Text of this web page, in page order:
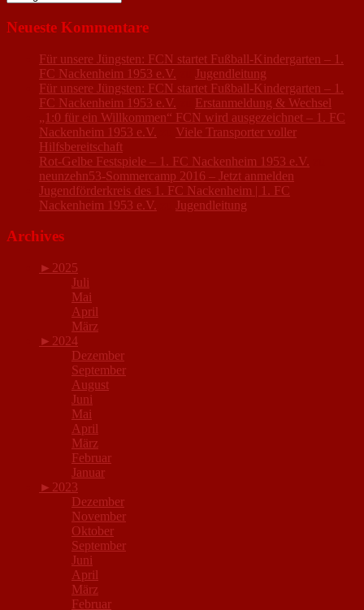
Neueste Kommentare
Für unsere Jüngsten: FCN startet Fußball-Kindergarten – 1.
FC Nackenheim 1953 e.V.
Jugendleitung
Für unsere Jüngsten: FCN startet Fußball-Kindergarten – 1.
FC Nackenheim 1953 e.V.
Erstanmeldung & Wechsel
„1:0 für ein Willkommen“ FCN wird ausgezeichnet – 1. FC
Nackenheim 1953 e.V.
Viele Transporter voller
Hilfsbereitschaft
Rot-Gelbe Festspiele – 1. FC Nackenheim 1953 e.V.
neunzehn53-Sommercamp 2016 – Jetzt anmelden
Jugendförderkreis des 1. FC Nackenheim | 1. FC
Nackenheim 1953 e.V.
Jugendleitung
Archives
► 2025
Juli
Mai
April
März
► 2024
Dezember
September
August
Juni
Mai
April
März
Februar
Januar
► 2023
Dezember
November
Oktober
September
Juni
April
März
Februar